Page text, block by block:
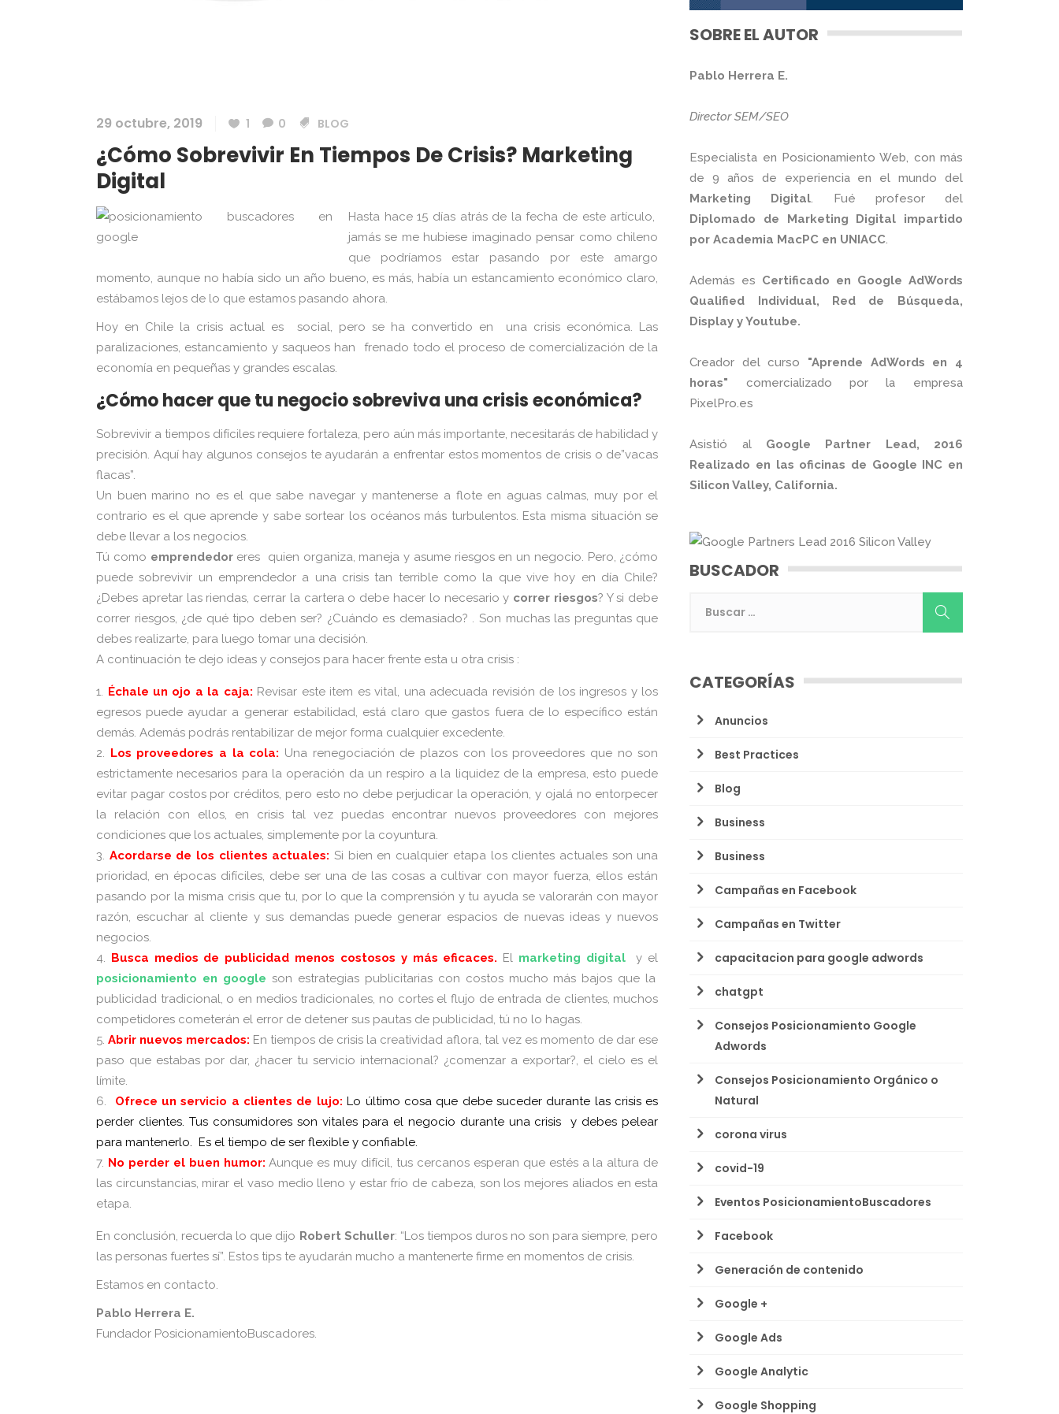
29 octubre, 2019 1 0 BLOG
¿Cómo Sobrevivir En Tiempos De Crisis? Marketing
Digital
Hasta hace 15 días atrás de la fecha de este artículo,
jamás se me hubiese imaginado pensar como chileno
que podríamos estar pasando por este amargo
momento, aunque no había sido un año bueno, es más, había un estancamiento económico claro,
estábamos lejos de lo que estamos pasando ahora.
Hoy en Chile la crisis actual es social, pero se ha convertido en una crisis económica. Las
paralizaciones, estancamiento y saqueos han frenado todo el proceso de comercialización de la
economía en pequeñas y grandes escalas.
¿Cómo hacer que tu negocio sobreviva una crisis económica?
Sobrevivir a tiempos difíciles requiere fortaleza, pero aún más importante, necesitarás de habilidad y
precisión. Aquí hay algunos consejos te ayudarán a enfrentar estos momentos de crisis o de”vacas
flacas”.
Un buen marino no es el que sabe navegar y mantenerse a flote en aguas calmas, muy por el
contrario es el que aprende y sabe sortear los océanos más turbulentos. Esta misma situación se
debe llevar a los negocios.
Tú como emprendedoreres quien organiza, maneja y asume riesgos en un negocio. Pero, ¿cómo
puede sobrevivir un emprendedor a una crisis tan terrible como la que vive hoy en día Chile?
¿Debes apretar las riendas, cerrar la cartera o debe hacer lo necesario y correr riesgos? Y si debe
correr riesgos, ¿de qué tipo deben ser? ¿Cuándo es demasiado? . Son muchas las preguntas que
debes realizarte, para luego tomar una decisión.
A continuación te dejo ideas y consejos para hacer frente esta u otra crisis :
Échale un ojo a la caja: Revisar este item es vital, una adecuada revisión de los ingresos y los
egresos puede ayudar a generar estabilidad, está claro que gastos fuera de lo específico están
demás. Además podrás rentabilizar de mejor forma cualquier excedente.
Los proveedores a la cola: Una renegociación de plazos con los proveedores que no son
estrictamente necesarios para la operación da un respiro a la liquidez de la empresa, esto puede
evitar pagar costos por créditos, pero esto no debe perjudicar la operación, y ojalá no entorpecer
la relación con ellos, en crisis tal vez puedas encontrar nuevos proveedores con mejores
condiciones que los actuales, simplemente por la coyuntura.
Acordarse de los clientes actuales:Si bien en cualquier etapa los clientes actuales son una
prioridad, en épocas difíciles, debe ser una de las cosas a cultivar con mayor fuerza, ellos están
pasando por la misma crisis que tu, por lo que la comprensión y tu ayuda se valorarán con mayor
razón, escuchar al cliente y sus demandas puede generar espacios de nuevas ideas y nuevos
negocios.
Busca medios de publicidad menos costosos y más eficaces. El marketing digital
y el
posicionamiento en google son estrategias publicitarias con costos mucho más bajos que la
publicidad tradicional, o en medios tradicionales, no cortes el flujo de entrada de clientes, muchos
competidores cometerán el error de detener sus pautas de publicidad, tú no lo hagas.
Abrir nuevos mercados: En tiempos de crisis la creatividad aflora, tal vez es momento de dar ese
paso que estabas por dar, ¿hacer tu servicio internacional? ¿comenzar a exportar?, el cielo es el
límite.
Ofrece un servicio a clientes de lujo:Lo último cosa que debe suceder durante las crisis es
perder clientes. Tus consumidores son vitales para el negocio durante una crisis y debes pelear
para mantenerlo. Es el tiempo de ser flexible y confiable.
No perder el buen humor:Aunque es muy difícil, tus cercanos esperan que estés a la altura de
las circunstancias, mirar el vaso medio lleno y estar frío de cabeza, son los mejores aliados en esta
etapa.
En conclusión, recuerda lo que dijo Robert Schuller: “Los tiempos duros no son para siempre, pero
las personas fuertes sí”. Estos tips te ayudarán mucho a mantenerte firme en momentos de crisis.
Estamos en contacto.
Pablo Herrera E.
Fundador PosicionamientoBuscadores.
SOBRE EL AUTOR
Pablo Herrera E.
Director SEM/SEO
Especialista en Posicionamiento Web, con más
de 9 años de experiencia en el mundo del
Marketing Digital. Fué profesor del
Diplomado de Marketing Digital impartido
por Academia MacPC en UNIACC.
Además es Certificado en Google AdWords
Qualified Individual, Red de Búsqueda,
Display y Youtube.
Creador del curso "Aprende AdWords en 4
horas" comercializado por la empresa
PixelPro.es
Asistió al Google Partner Lead, 2016
Realizado en las oficinas de Google INC en
Silicon Valley, California.
BUSCADOR
CATEGORÍAS
Anuncios
Best Practices
Blog
Business
Business
Campañas en Facebook
Campañas en Twitter
capacitacion para google adwords
chatgpt
Consejos Posicionamiento Google
Adwords
Consejos Posicionamiento Orgánico o
Natural
corona virus
covid-19
Eventos PosicionamientoBuscadores
Facebook
Generación de contenido
Google +
Google Ads
Google Analytic
Google Shopping